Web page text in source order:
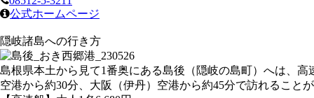
公式ホームページ
隠岐諸島への行き方
島根県本土から見て1番奥にある島後（隠岐の島町）へは、
空港から約30分、大阪（伊丹）空港から約45分で訪れることが